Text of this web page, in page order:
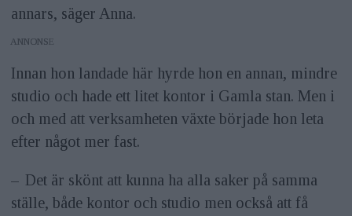
annars, säger Anna.
ANNONS
Innan hon landade här hyrde hon en annan, mindre
studio och hade ett litet kontor i Gamla stan. Men i
och med att verksamheten växte började hon leta
efter något mer fast.
– Det är skönt att kunna ha alla saker på samma
ställe, både kontor och studio men också att få